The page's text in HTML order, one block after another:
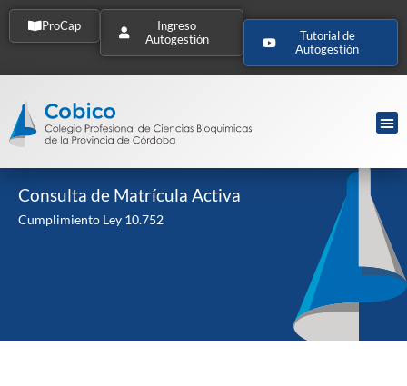
ProCap
Ingreso
Autogestión
Tutorial de
Autogestión
Consulta de Matrícula Activa
Cumplimiento Ley 10.752